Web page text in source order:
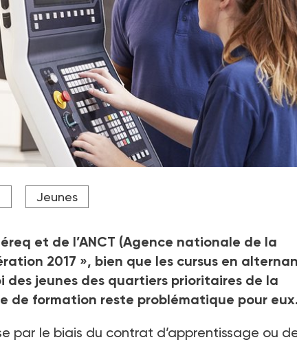
contre 33 % de leurs homologues d'autres quartiers
Jeunes
et de l’ANCT (Agence nationale de la
2017 », bien que les cursus en
des jeunes des quartiers prioritaires de la
de formation reste problématique pour
par le biais du contrat d’apprentissage ou